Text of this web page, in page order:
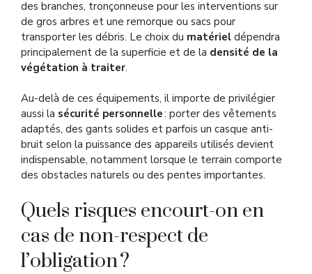
des branches, tronçonneuse pour les interventions sur
de gros arbres et une remorque ou sacs pour
transporter les débris. Le choix du matériel dépendra
principalement de la superficie et de la densité de la
végétation à traiter.
Au-delà de ces équipements, il importe de privilégier
aussi la sécurité personnelle: porter des vêtements
adaptés, des gants solides et parfois un casque anti-
bruit selon la puissance des appareils utilisés devient
indispensable, notamment lorsque le terrain comporte
des obstacles naturels ou des pentes importantes.
Quels risques encourt-on en
cas de non-respect de
l’obligation ?